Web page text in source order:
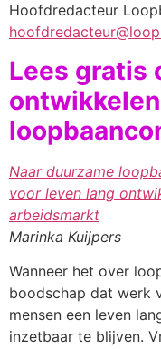
Hoofdredacteur
Lees gratis
Naar duurzame
voor leven lang
arbeidsmarkt
Marinka Kuijpers
Wanneer het over
boodschap dat werk
mensen een leven
inzetbaar te blijven.